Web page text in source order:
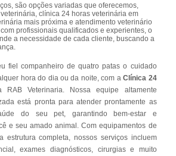
são opções variadas que oferecemos,
clínica 24 horas veterinária em
mais próxima e atendimento veterinário
profissionais qualificados e experientes, o
a necessidade de cada cliente, buscando a
fiel companheiro de quatro patas o cuidado
hora do dia ou da noite, com aClínica 24
RAB Veterinaria. Nossa equipe altamente
está pronta para atender prontamente as
do seu pet, garantindo bem-estar e
e seu amado animal. Com equipamentos de
estrutura completa, nossos serviços incluem
exames diagnósticos, cirurgias e muito